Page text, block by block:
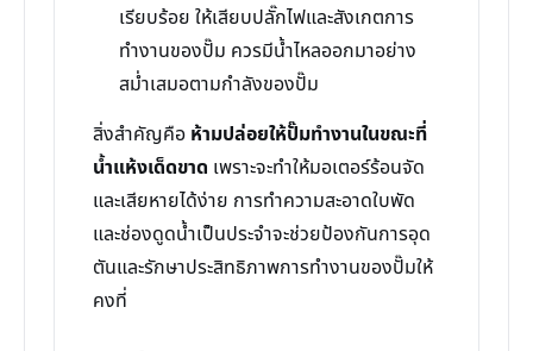
เรียบร้อย ให้เสียบปลั๊กไฟและสังเกตการ
ทำงานของปั๊ม ควรมีน้ำไหลออกมาอย่าง
สม่ำเสมอตามกำลังของปั๊ม
สิ่งสำคัญคือ ห้ามปล่อยให้ปั๊มทำงานในขณะที่
น้ำแห้งเด็ดขาด เพราะจะทำให้มอเตอร์ร้อนจัด
และเสียหายได้ง่าย การทำความสะอาดใบพัด
และช่องดูดน้ำเป็นประจำจะช่วยป้องกันการอุด
ตันและรักษาประสิทธิภาพการทำงานของปั๊มให้
คงที่